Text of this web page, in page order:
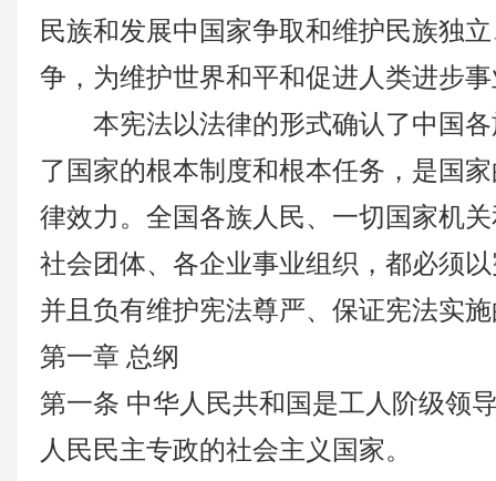
民族和发展中国家争取和维护民族独
争，为维护世界和平和促进人类进步
本宪法以法律的形式确认了中国各
了国家的根本制度和根本任务，是国
律效力。全国各族人民、一切国家机
社会团体、各企业事业组织，都必须
并且负有维护宪法尊严、保证宪法实
第一章 总纲
第一条 中华人民共和国是工人阶级领
人民民主专政的社会主义国家。